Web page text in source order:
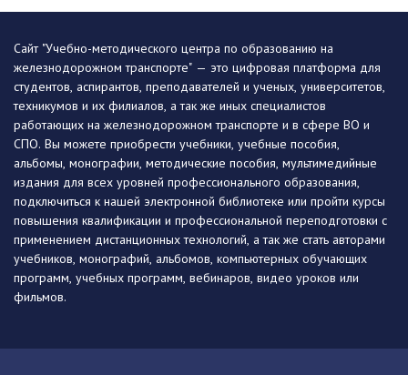
Сайт "Учебно-методического центра по образованию на
железнодорожном транспорте" — это цифровая платформа для
студентов, аспирантов, преподавателей и ученых, университетов,
техникумов и их филиалов, а так же иных специалистов
работающих на железнодорожном транспорте и в сфере ВО и
СПО. Вы можете приобрести учебники, учебные пособия,
альбомы, монографии, методические пособия, мультимедийные
издания для всех уровней профессионального образования,
подключиться к нашей электронной библиотеке или пройти курсы
повышения квалификации и профессиональной переподготовки с
применением дистанционных технологий, а так же стать авторами
учебников, монографий, альбомов, компьютерных обучающих
программ, учебных программ, вебинаров, видео уроков или
фильмов.